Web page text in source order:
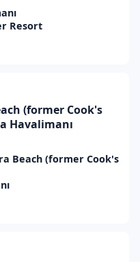
Resort
(former Cook's
Havalimanı
Beach (former Cook's